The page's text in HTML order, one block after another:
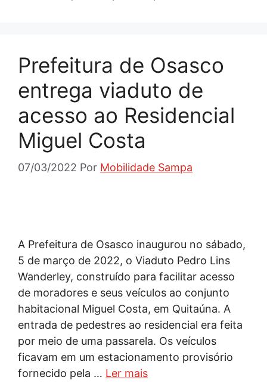
Prefeitura de Osasco
entrega viaduto de
acesso ao Residencial
Miguel Costa
07/03/2022 Por Mobilidade Sampa
A Prefeitura de Osasco inaugurou no sábado,
5 de março de 2022, o Viaduto Pedro Lins
Wanderley, construído para facilitar acesso
de moradores e seus veículos ao conjunto
habitacional Miguel Costa, em Quitaúna. A
entrada de pedestres ao residencial era feita
por meio de uma passarela. Os veículos
ficavam em um estacionamento provisório
fornecido pela … Ler mais